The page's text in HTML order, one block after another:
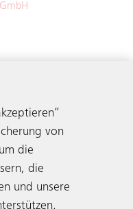
von
die
die
und unsere